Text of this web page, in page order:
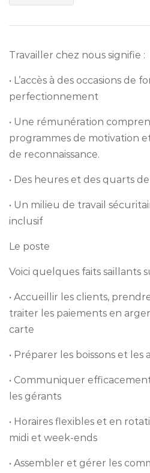
Travailler chez nous signifie :
• L’accès à des occasions de
perfectionnement
• Une rémunération
programmes de motivation
de reconnaissance.
• Des heures et des quarts
• Un milieu de travail
inclusif
Le poste
Voici quelques faits saillants
• Accueillir les clients,
traiter les paiements en
carte
• Préparer les boissons et les
• Communiquer
les gérants
• Horaires flexibles et en
midi et week-ends
• Assembler et gérer les